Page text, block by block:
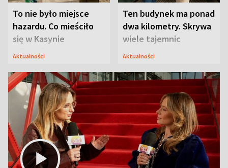
To nie było miejsce
hazardu. Co mieściło
się w Kasynie
Oficerskim?
Aktualności
Ten budynek ma ponad
dwa kilometry. Skrywa
wiele tajemnic
Aktualności